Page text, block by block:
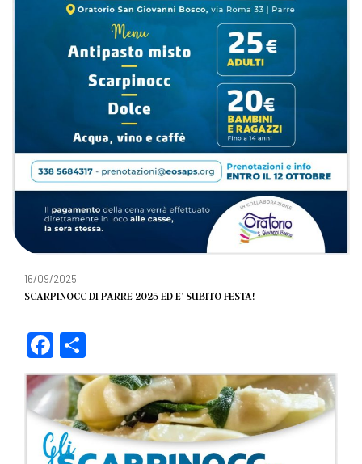
16/09/2025
SCARPINOCC DI PARRE 2025 ED E’ SUBITO FESTA!
F
a
c
e
b
o
n
di
vi